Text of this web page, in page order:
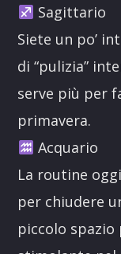
Sagittario
Siete un po’
di “pulizia”
serve più per
primavera.
Acquario
La routine
per chiudere
piccolo